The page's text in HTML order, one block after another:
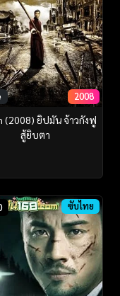
2008
(2008) ยิปมัน จ้าวกังฟู
สู้ยิบตา
ซับไทย